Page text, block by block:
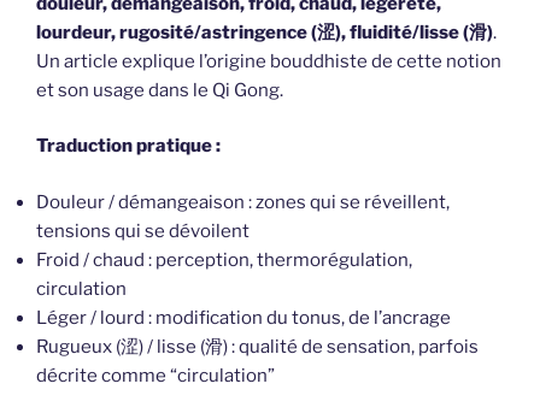
lourdeur, rugosité/astringence (涩), fluidité/lisse (滑).
Un article explique l’origine bouddhiste de cette notion
et son usage dans le Qi Gong.
Traduction pratique :
Douleur / démangeaison : zones qui se réveillent,
tensions qui se dévoilent
Froid / chaud : perception, thermorégulation,
circulation
Léger / lourd : modification du tonus, de l’ancrage
Rugueux (涩) / lisse (滑) : qualité de sensation, parfois
décrite comme “circulation”